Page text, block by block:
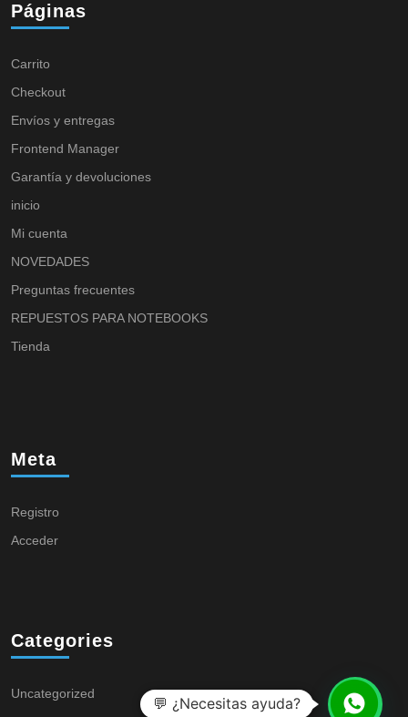
Páginas
Carrito
Checkout
Envíos y entregas
Frontend Manager
Garantía y devoluciones
inicio
Mi cuenta
NOVEDADES
Preguntas frecuentes
REPUESTOS PARA NOTEBOOKS
Tienda
Meta
Registro
Acceder
Categories
Uncategorized
💬 ¿Necesitas ayuda?